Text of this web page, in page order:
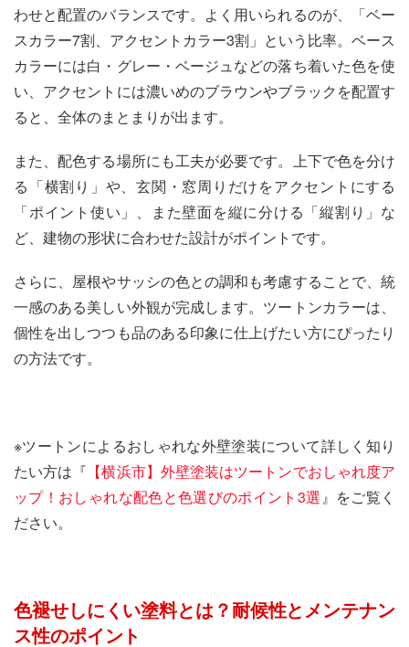
わせと配置のバランスです。よく用いられるのが、「ベー
スカラー7割、アクセントカラー3割」という比率。ベース
カラーには白・グレー・ベージュなどの落ち着いた色を使
い、アクセントには濃いめのブラウンやブラックを配置す
ると、全体のまとまりが出ます。
また、配色する場所にも工夫が必要です。上下で色を分け
る「横割り」や、玄関・窓周りだけをアクセントにする
「ポイント使い」、また壁面を縦に分ける「縦割り」な
ど、建物の形状に合わせた設計がポイントです。
さらに、屋根やサッシの色との調和も考慮することで、統
一感のある美しい外観が完成します。ツートンカラーは、
個性を出しつつも品のある印象に仕上げたい方にぴったり
の方法です。
※ツートンによるおしゃれな外壁塗装について詳しく知り
たい方は『 【横浜市】外壁塗装はツートンでおしゃれ度ア
ップ！おしゃれな配色と色選びのポイント3選 』をご覧く
ださい。
色褪せしにくい塗料とは？耐候性とメンテナン
ス性のポイント